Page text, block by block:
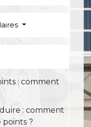
: comment
: comment
?